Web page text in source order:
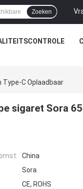
Zoeken
Type-C Oplaadbaar
sigaret Sora
China
Sora
CE, ROHS